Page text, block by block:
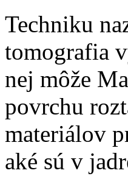
Techniku
tomografia
nej môže
povrchu
materiálov
aké sú v